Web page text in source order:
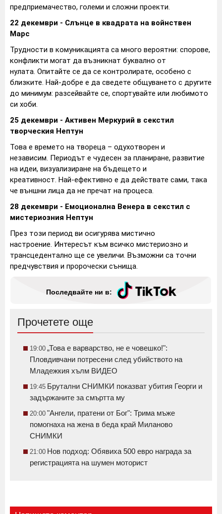
предприемачество, големи и сложни проекти.
22 декември - Слънце в квадрата на войнствен
Марс
Трудности в комуникацията са много вероятни: спорове,
конфликти могат да възникнат буквално от
нулата. Опитайте се да се контролирате, особено с
близките. Най-добре е да сведете общуването с другите
до минимум: разсейвайте се, спортувайте или любимото
си хоби.
25 декември - Активен Меркурий в секстил
творческия Нептун
Това е времето на твореца – одухотворен и
независим. Периодът е чудесен за планиране, развитие
на идеи, визуализиране на бъдещето и
креативност. Най-ефективно е да действате сами, така
че външни лица да не пречат на процеса.
28 декември - Емоционална Венера в секстил с
мистериозния Нептун
През този период ви осигурява мистично
настроение. Интересът към всичко мистериозно и
трансцедентално ще се увеличи. Възможни са точни
предчувствия и пророчески сънища.
Последвайте ни в:
Прочетете още
19:00 „Това е варварство, не е човешко!":
Пловдивчани потресени след убийството на
Младежкия хълм ВИДЕО
19:45 Брутални СНИМКИ показват убития Георги и
задържаните за смъртта му
20:00 "Ангели, пратени от Бог": Трима мъже
помогнаха на жена в беда край Миланово
СНИМКИ
21:00 Нов подход: Обявиха 500 евро награда за
регистрацията на шумен моторист